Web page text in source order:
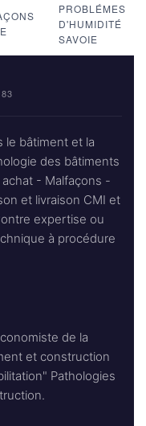
PROBLÉMES
D'HUMIDITÉ
SAVOIE
le bâtiment et la
des bâtiments
- Malfaçons -
et livraison CMI et
expertise ou
à procédure
de la
et construction
Pathologies